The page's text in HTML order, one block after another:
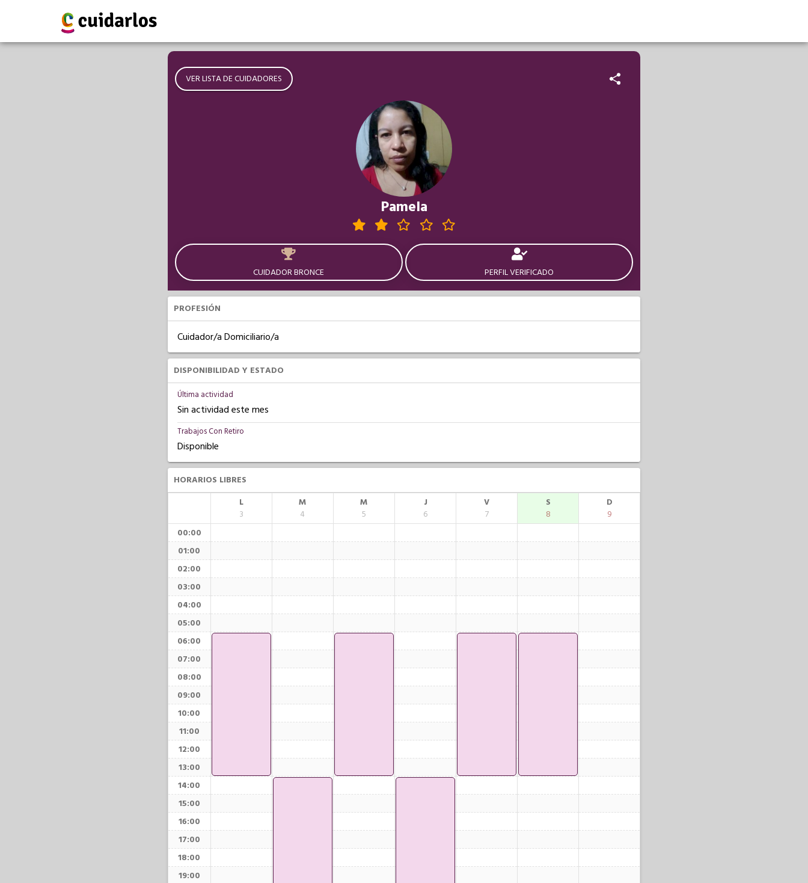
VER LISTA DE CUIDADORES
Pamela
CUIDADOR BRONCE PERFIL VERIFICADO
PROFESIÓN
Cuidador/a Domiciliario/a
DISPONIBILIDAD Y ESTADO
Última actividad
Sin actividad este mes
Trabajos Con Retiro
Disponible
HORARIOS LIBRES
L
3
M
4
M
5
J
6
V
7
S
8
D
9
00:00
01:00
02:00
03:00
04:00
05:00
06:00
07:00
08:00
09:00
10:00
11:00
12:00
13:00
14:00
15:00
16:00
17:00
18:00
19:00